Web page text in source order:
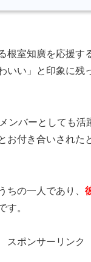
根室知廣を応援す
いい」と印象に残
ンバーとしても活
お付き合いされた
ちの一人であり、
す。
スポンサーリンク